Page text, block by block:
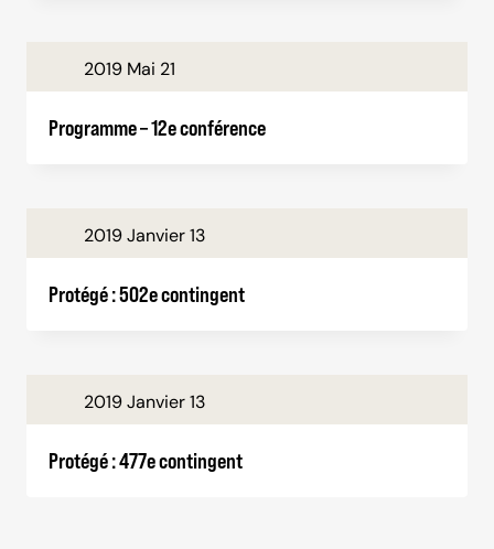
2019 Mai 21
Programme – 12e conférence
2019 Janvier 13
Protégé : 502e contingent
2019 Janvier 13
Protégé : 477e contingent